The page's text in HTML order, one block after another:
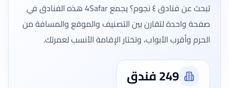
تبحث عن فنادق ٤ نجوم؟ يجمع 4Safar هذه الفنادق في
صفحة واحدة لتقارن بين التصنيف والموقع والمسافة من
الحرم وأقرب الأبواب، وتختار الإقامة الأنسب لعمرتك.
249 فندق